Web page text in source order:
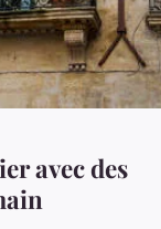
avec des